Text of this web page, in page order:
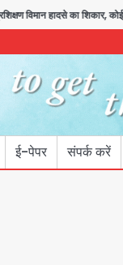
हादसे का शिकार, कोई हताहत
ई-पेपर संपर्क करें